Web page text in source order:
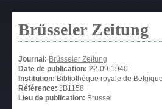
Brüsseler Zeitung
Journal: Brüsseler Zeitung
Date de publication: 22-09-1940
Institution: Bibliothèque royale de Belgique
Référence: JB1158
Lieu de publication: Brussel